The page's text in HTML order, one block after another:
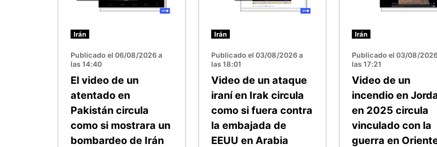
Irán
Publicado el 06/08/2026 a
las 14:40
El video de un
atentado en
Pakistán circula
como si mostrara un
bombardeo de Irán
Irán
Publicado el 03/08/2026 a
las 18:01
Video de un ataque
iraní en Irak circula
como si fuera contra
la embajada de
EEUU en Arabia
Irán
Publicado el 03/08/
las 17:21
Video de un
incendio en
en 2025 circula
vinculado con la
guerra en